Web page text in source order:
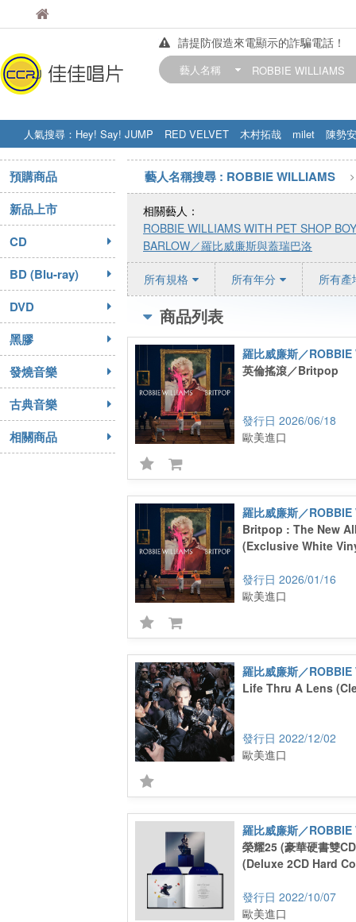
佳佳唱片
請提防假造來電顯示的詐騙電話！
【中華門市營業時間調整公告】
藝人名稱
人氣搜尋： Hey! Say! JUMP RED VELVET 木村拓哉 milet
陳勢安
STRAY KIDS
盧廣仲 周杰伦
預購商品
新品上市
CD
BD (Blu-ray)
DVD
黑膠
發燒音樂
古典音樂
相關商品
藝人名稱搜尋 : ROBBIE WILLIAMS
相關藝人：
ROBBIE WILLIAMS WITH PET SHOP
BARLOW／羅比威廉斯與蓋瑞巴洛
所有規格 所有年分 所有產
商品列表
羅比威廉斯／
英倫搖滾／Britpop
2026/06/18
歐美進口
羅比威廉斯／
Britpop : The New
(Exclusive White
2026/01/16
歐美進口
羅比威廉斯／
Life Thru A Lens
2022/12/02
歐美進口
羅比威廉斯／
榮耀25 (豪華硬書雙
(Deluxe 2CD Hard
2022/10/07
歐美進口